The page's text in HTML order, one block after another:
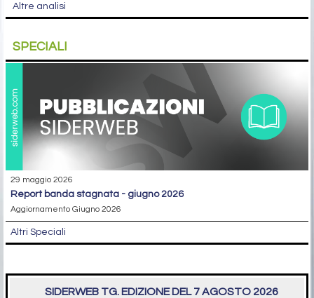
Altre analisi
SPECIALI
29 maggio 2026
report banda stagnata - giugno 2026
Aggiornamento Giugno 2026
Altri Speciali
SIDERWEB TG. EDIZIONE DEL 7 AGOSTO 2026